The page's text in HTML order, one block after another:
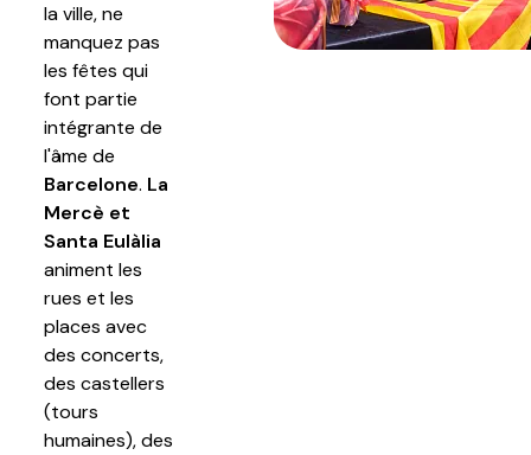
la ville, ne
manquez pas
les fêtes qui
font partie
intégrante de
l'âme de
Barcelone. La
Mercè et
Santa Eulàlia
animent les
rues et les
places avec
des concerts,
des castellers
(tours
humaines), des